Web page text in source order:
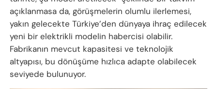
açıklanmasa da, görüşmelerin olumlu ilerlemesi,
yakın gelecekte Türkiye’den dünyaya ihraç edilecek
yeni bir elektrikli modelin habercisi olabilir.
Fabrikanın mevcut kapasitesi ve teknolojik
altyapısı, bu dönüşüme hızlıca adapte olabilecek
seviyede bulunuyor.